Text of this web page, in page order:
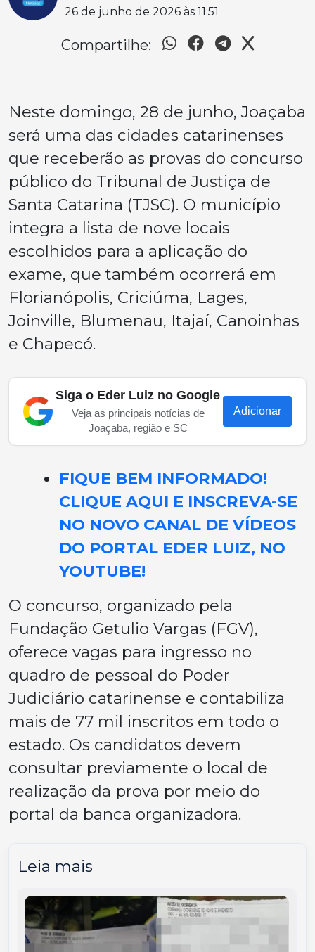
26 de junho de 2026 às 11:51
Compartilhe:
Neste domingo, 28 de junho, Joaçaba
será uma das cidades catarinenses
que receberão as provas do concurso
público do Tribunal de Justiça de
Santa Catarina (TJSC). O município
integra a lista de nove locais
escolhidos para a aplicação do
exame, que também ocorrerá em
Florianópolis, Criciúma, Lages,
Joinville, Blumenau, Itajaí, Canoinhas
e Chapecó.
Siga o Eder Luiz no Google
Veja as principais notícias de
Joaçaba, região e SC
Adicionar
FIQUE BEM INFORMADO!
CLIQUE AQUI E INSCREVA-SE
NO NOVO CANAL DE VÍDEOS
DO PORTAL EDER LUIZ, NO
YOUTUBE!
O concurso, organizado pela
Fundação Getulio Vargas (FGV),
oferece vagas para ingresso no
quadro de pessoal do Poder
Judiciário catarinense e contabiliza
mais de 77 mil inscritos em todo o
estado. Os candidatos devem
consultar previamente o local de
realização da prova por meio do
portal da banca organizadora.
Leia mais